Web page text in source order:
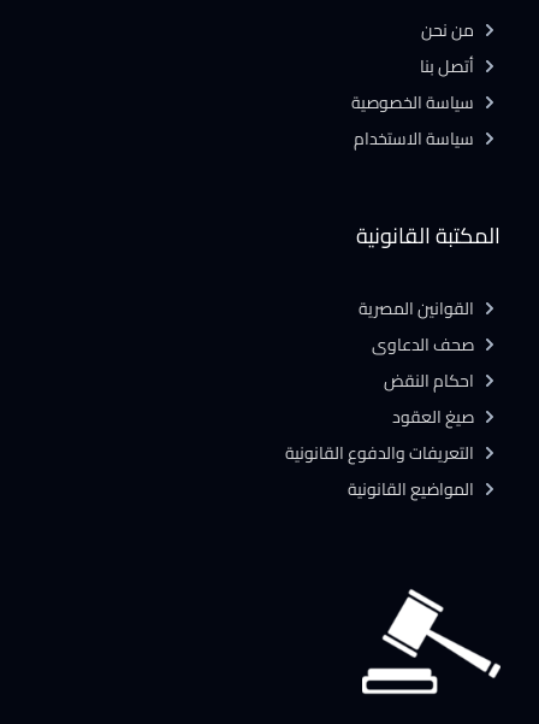
المكتبة القانونية
القوانين المصرية
صحف الدعاوى
احكام النقض
صيغ العقود
التعريفات والدفوع القانونية
المواضيع القانونية
من نحن
أتصل بنا
سياسة الخصوصية
سياسة الاستخدام